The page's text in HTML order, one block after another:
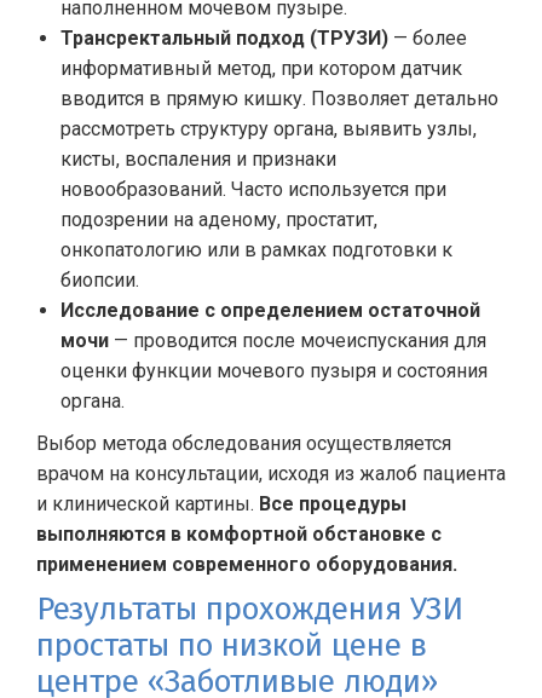
наполненном мочевом пузыре.
Трансректальный подход (ТРУЗИ) — более
информативный метод, при котором датчик
вводится в прямую кишку. Позволяет детально
рассмотреть структуру органа, выявить узлы,
кисты, воспаления и признаки
новообразований. Часто используется при
подозрении на аденому, простатит,
онкопатологию или в рамках подготовки к
биопсии.
Исследование с определением остаточной
мочи — проводится после мочеиспускания для
оценки функции мочевого пузыря и состояния
органа.
Выбор метода обследования осуществляется
врачом на консультации, исходя из жалоб пациента
и клинической картины. Все процедуры
выполняются в комфортной обстановке с
применением современного оборудования.
Результаты прохождения УЗИ
простаты по низкой цене в
центре «Заботливые люди»